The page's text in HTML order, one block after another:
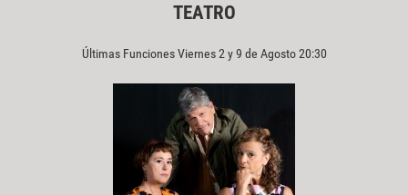
TEATRO
Últimas Funciones Viernes 2 y 9 de Agosto 20:30